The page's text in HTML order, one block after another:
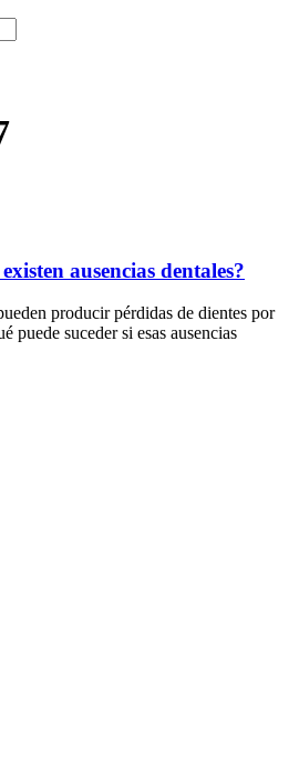
ausencias dentales?
producir pérdidas de dientes por
puede suceder si esas ausencias